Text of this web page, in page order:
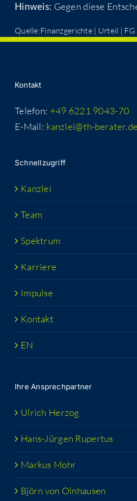
Hin­weis: Gegen die­se
Quelle:Finanzgerichte | Urteil |
Kon­takt
Telefon: +49 6221 9043-70
E-Mail: kanzlei@th-berater.de
Schnell­zu­griff
Kanz­lei
Team
Spek­trum
Kar­rie­re
Impul­se
Kon­takt
EN
Ihre Ansprech­part­ner
Ulrich Her­zog
Hans-Jür­­gen Rupertus
Mar­kus Mohr
Björn von Olnhausen